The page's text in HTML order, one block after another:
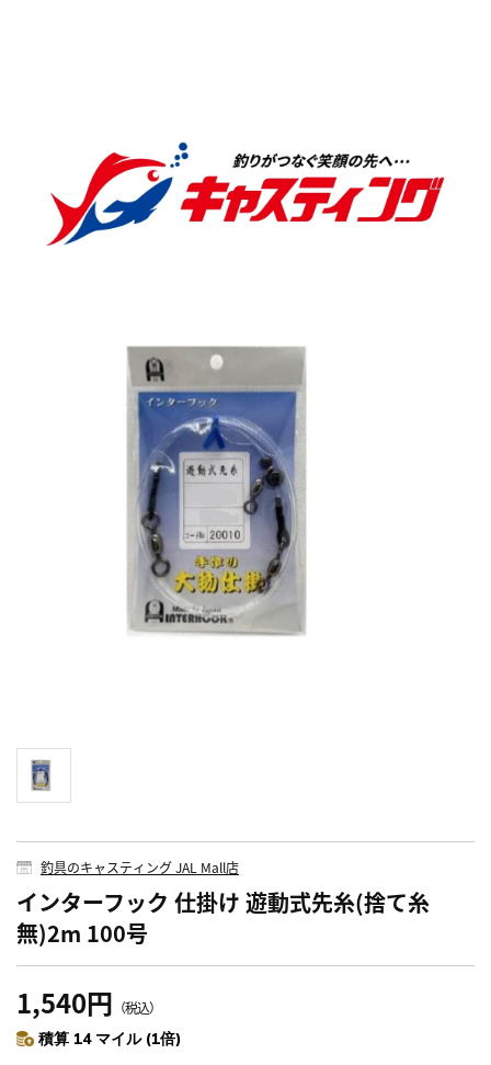
釣具のキャスティング JAL Mall店
インターフック 仕掛け 遊動式先糸(捨て糸
無)2m 100号
1,540円 （税込）
積算 14 マイル (1倍)